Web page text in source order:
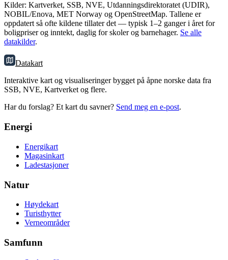
Kilder: Kartverket, SSB, NVE, Utdanningsdirektoratet (UDIR),
NOBIL/Enova, MET Norway og OpenStreetMap. Tallene er
oppdatert så ofte kildene tillater det — typisk 1–2 ganger i året for
boligpriser og inntekt, daglig for skoler og barnehager. Se alle
datakilder.
Datakart
Interaktive kart og visualiseringer bygget på åpne norske data fra
SSB, NVE, Kartverket og flere.
Har du forslag? Et kart du savner? Send meg en e-post.
Energi
Energikart
Magasinkart
Ladestasjoner
Natur
Høydekart
Turisthytter
Verneområder
Samfunn